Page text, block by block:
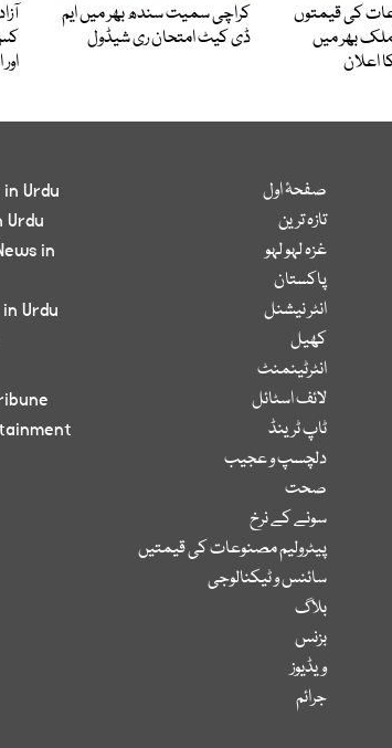
کی قیمتوں
ملک بھر میں
اعلان
کراچی سمیت سندھ بھر میں ایم
ڈی کیٹ امتحان ری شیڈول
اور
صفحۂ اول
تازہ ترین
غزہ لہو لہو
پاکستان
انٹر نیشنل
کھیل
انٹرٹینمنٹ
لائف اسٹائل
ٹاپ ٹرینڈ
دلچسپ و عجیب
صحت
سونے کے نرخ
پیٹرولیم مصنوعات کی قیمتیں
سائنس و ٹیکنالوجی
بلاگ
بزنس
ویڈیوز
جرائم
Urdu
Urdu
in
Urdu